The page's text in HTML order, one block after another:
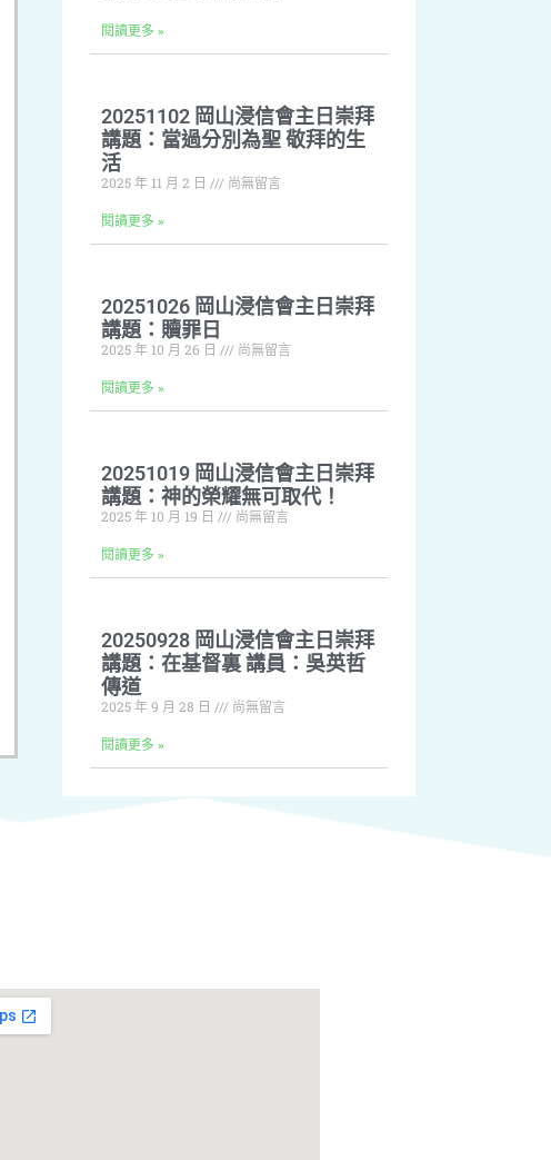
閱讀更多 »
20251102 岡山浸信會主日崇拜
講題：當過分別為聖 敬拜的生
活
2025 年 11 月 2 日 尚無留言
閱讀更多 »
20251026 岡山浸信會主日崇拜
講題：贖罪日
2025 年 10 月 26 日 尚無留言
閱讀更多 »
20251019 岡山浸信會主日崇拜
講題：神的榮耀無可取代！
2025 年 10 月 19 日 尚無留言
閱讀更多 »
20250928 岡山浸信會主日崇拜
講題：在基督裏 講員：吳英哲
傳道
2025 年 9 月 28 日 尚無留言
閱讀更多 »